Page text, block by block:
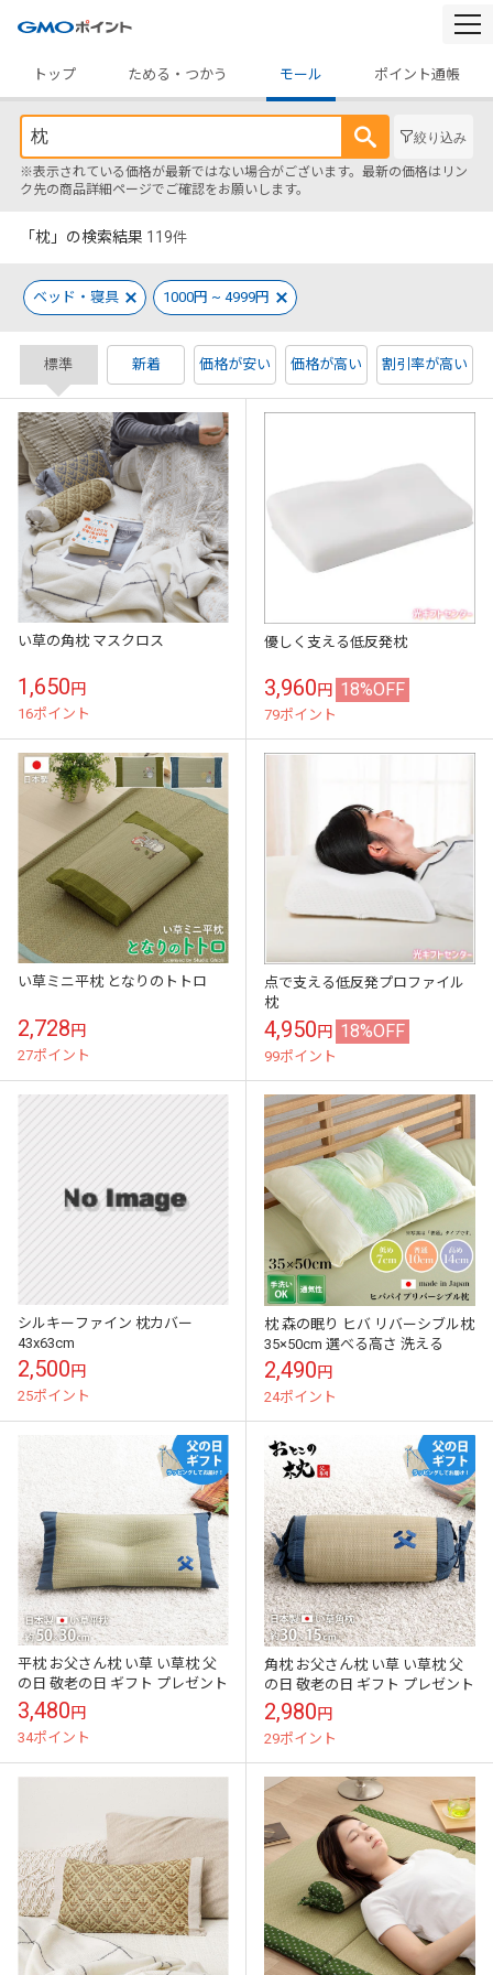
トップ
ためる・つかう モール ポイント通帳
絞り込み
※表示されている価格が最新ではない場合がございます。最新の価格はリン
ク先の商品詳細ページでご確認をお願いします。
「枕」の検索結果 119件
ベッド・寝具 1000円 ~ 4999円
標準 新着 価格が安い 価格が高い 割引率が高い
い草の角枕 マスクロス
1,650円
16ポイント
優しく支える低反発枕
3,960円 18%OFF
79ポイント
い草ミニ平枕 となりのトトロ
2,728円
27ポイント
点で支える低反発プロファイル
枕
4,950円 18%OFF
99ポイント
シルキーファイン 枕カバー
43x63cm
2,500円
25ポイント
枕 森の眠り ヒバ リバーシブル枕
35×50cm 選べる高さ 洗える
2,490円
24ポイント
平枕 お父さん枕 い草 い草枕 父
の日 敬老の日 ギフト プレゼント
3,480円
34ポイント
角枕 お父さん枕 い草 い草枕 父
の日 敬老の日 ギフト プレゼント
2,980円
29ポイント